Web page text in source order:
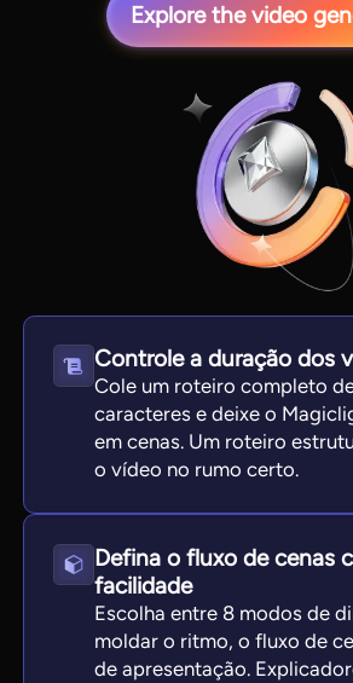
View all tools
Explore the video
Controle a duração dos
Cole um roteiro completo
caracteres e deixe o
em cenas. Um roteiro
o vídeo no rumo certo.
Defina o fluxo de cenas
facilidade
Escolha entre 8 modos de
moldar o ritmo, o fluxo de
de apresentação.